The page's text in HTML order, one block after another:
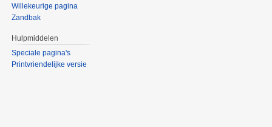
Willekeurige pagina
Zandbak
Hulpmiddelen
Speciale pagina's
Printvriendelijke versie